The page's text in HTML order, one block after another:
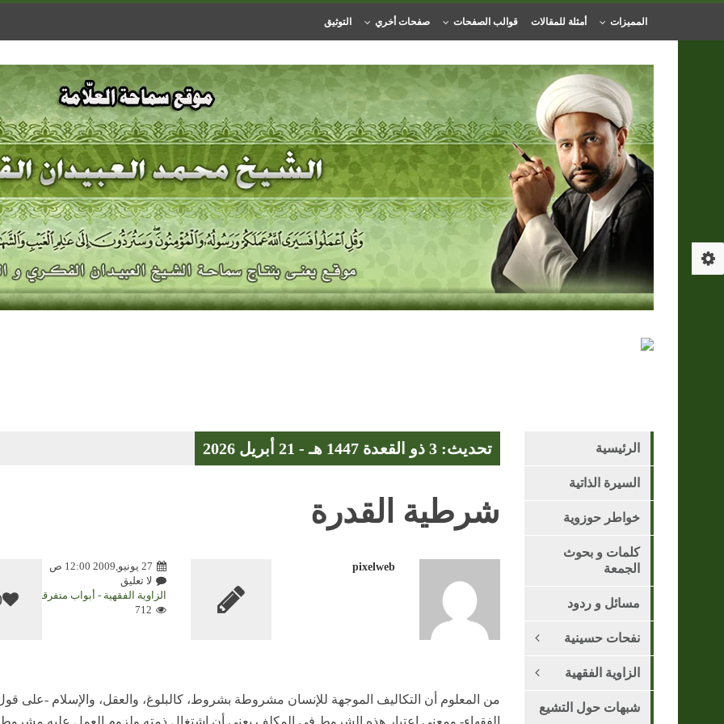
المميزات أمثلة للمقالات قوالب الصفحات صفحات أخري التوثيق
الرئيسية
السيرة الذاتية
خواطر حوزوية
كلمات و بحوث
الجمعة
مسائل و ردود
نفحات حسينية
الزاوية الفقهية
شبهات حول التشيع
تحديث: 3 ذو القعدة 1447 هـ - 21 أبريل 2026
شرطية القدرة
pixelweb
27 يونيو,2009 12:00 ص
لا تعليق
الزاوية الفقهية - أبواب متفرقة
712
من المعلوم أن التكاليف الموجهة للإنسان مشروطة بشروط، كالبلوغ، والعقل، والإسلام -على
الفقهاء- ومعنى اعتبار هذه الشروط في المكلف يعني أن اشتغال ذمته ولزوم العمل عليه مشروط